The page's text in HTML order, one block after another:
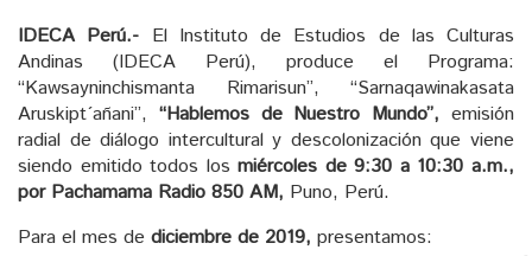
IDECA Perú.- El Instituto de Estudios de las Culturas
Andinas (IDECA Perú), produce el Programa:
“Kawsayninchismanta Rimarisun”, “Sarnaqawinakasata
Aruskipt´añani”, “Hablemos de Nuestro Mundo”, emisión
radial de diálogo intercultural y descolonización que viene
siendo emitido todos losmiércoles de 9:30 a 10:30 a.m.,
por Pachamama Radio 850 AM, Puno, Perú.
Para el mes de diciembre de 2019, presentamos: